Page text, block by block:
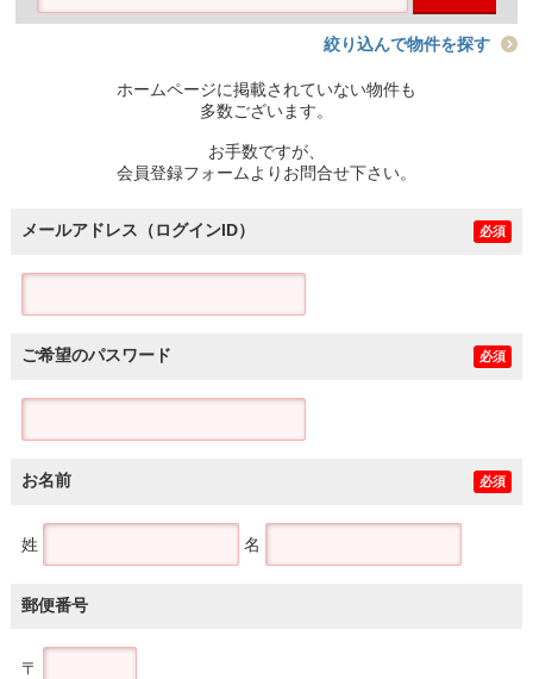
絞り込んで物件を探す
ホームページに掲載されていない物件も
多数ございます。
お手数ですが、
会員登録フォームよりお問合せ下さい。
メールアドレス（ログインID） 必須
ご希望のパスワード 必須
お名前 必須
姓 名
郵便番号
〒